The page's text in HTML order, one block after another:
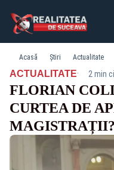
Acasă Știri Actualitate
ACTUALITATE· 2 min
FLORIAN
CURTEA DE
MAGISTRAȚII?